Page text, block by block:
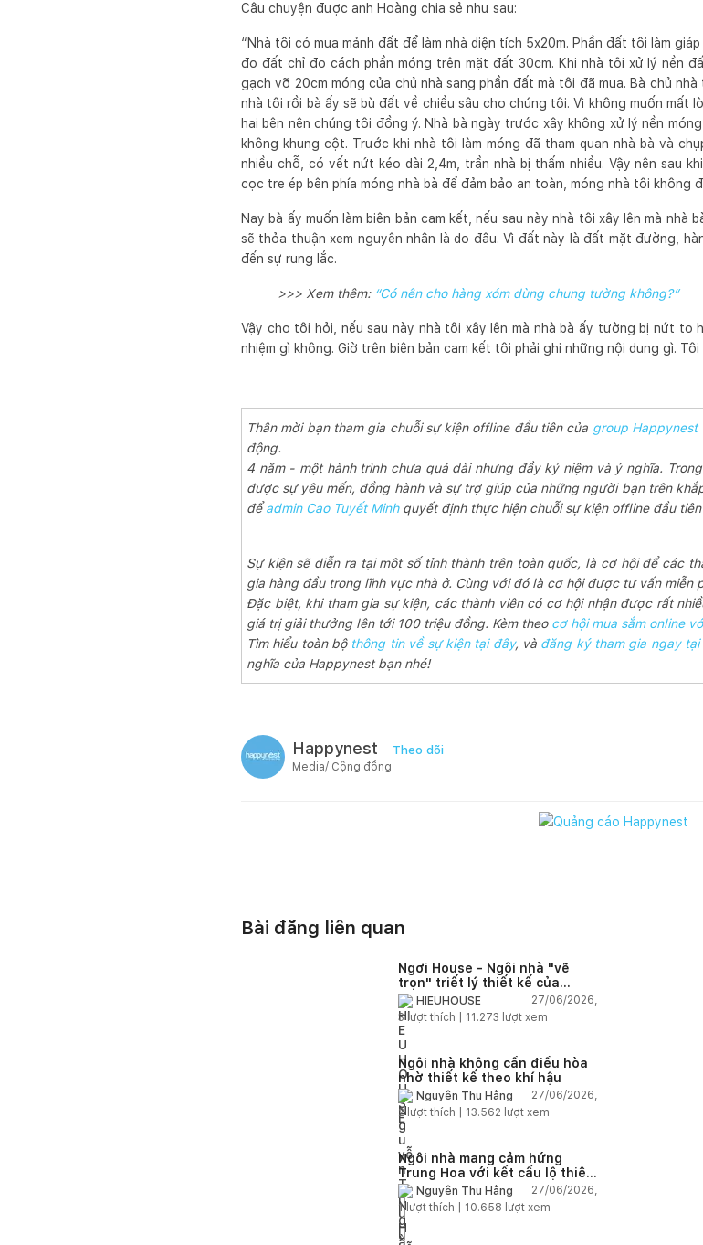
Câu chuyện được anh Hoàng chia sẻ như sau:
“Nhà tôi có mua mảnh đất để làm nhà diện tích 5x20m. Phần đất tôi làm
đo đất chỉ đo cách phần móng trên mặt đất 30cm. Khi nhà tôi xử lý nền
gạch vỡ 20cm móng của chủ nhà sang phần đất mà tôi đã mua. Bà chủ
nhà tôi rồi bà ấy sẽ bù đất về chiều sâu cho chúng tôi. Vì không muốn mất
hai bên nên chúng tôi đồng ý. Nhà bà ngày trước xây không xử lý nền
không khung cột. Trước khi nhà tôi làm móng đã tham quan nhà bà và
nhiều chỗ, có vết nứt kéo dài 2,4m, trần nhà bị thấm nhiều. Vậy nên sau
cọc tre ép bên phía móng nhà bà để đảm bảo an toàn, móng nhà tôi không
Nay bà ấy muốn làm biên bản cam kết, nếu sau này nhà tôi xây lên mà
sẽ thỏa thuận xem nguyên nhân là do đâu. Vì đất này là đất mặt đường,
đến sự rung lắc.
>>> Xem thêm: “Có nên cho hàng xóm dùng chung tường không?”
Vậy cho tôi hỏi, nếu sau này nhà tôi xây lên mà nhà bà ấy tường bị nứt to
nhiệm gì không. Giờ trên biên bản cam kết tôi phải ghi những nội dung gì. Tôi
Thân mời bạn tham gia chuỗi sự kiện offline đầu tiên của group Happynest
động.
4 năm - một hành trình chưa quá dài nhưng đầy kỷ niệm và ý nghĩa.
được sự yêu mến, đồng hành và sự trợ giúp của những người bạn trên
đểadmin Cao Tuyết Minhquyết định thực hiện chuỗi sự kiện offline đầu
Sự kiện sẽ diễn ra tại một số tỉnh thành trên toàn quốc, là cơ hội để các
gia hàng đầu trong lĩnh vực nhà ở. Cùng với đó là cơ hội được tư vấn miễn
Đặc biệt, khi tham gia sự kiện, các thành viên có cơ hội nhận được rất
giá trị giải thưởng lên tới 100 triệu đồng. Kèm theo cơ hội mua sắm online
Tìm hiểu toàn bộ thông tin về sự kiện tại đây, và đăng ký tham gia ngay tại
nghĩa của Happynest bạn nhé!
Happynest Theo dõi
Media/ Cộng đồng
Bài đăng liên quan
Ngơi House - Ngôi nhà "vẽ
trọn" triết lý thiết kế của
HIEUHOUSE
HIEUHOUSE
27/06/2026,
3lượt thích | 11.273 lượt xem
Ngôi nhà không cần điều hòa
nhờ thiết kế theo khí hậu
Nguyễn Thu Hằng
27/06/2026,
2lượt thích | 13.562 lượt xem
Ngôi nhà mang cảm hứng
Trung Hoa với kết cấu lộ thiên
hiện đại
Nguyễn Thu Hằng
27/06/2026,
1lượt thích | 10.658 lượt xem